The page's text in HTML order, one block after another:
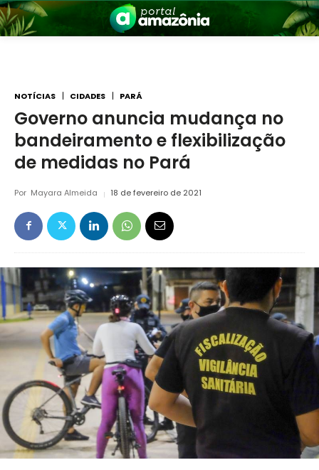
Amazônia
NOTÍCIAS CIDADES PARÁ
Governo anuncia mudança no
bandeiramento e flexibilização
de medidas no Pará
Por Mayara Almeida 18 de fevereiro de 2021